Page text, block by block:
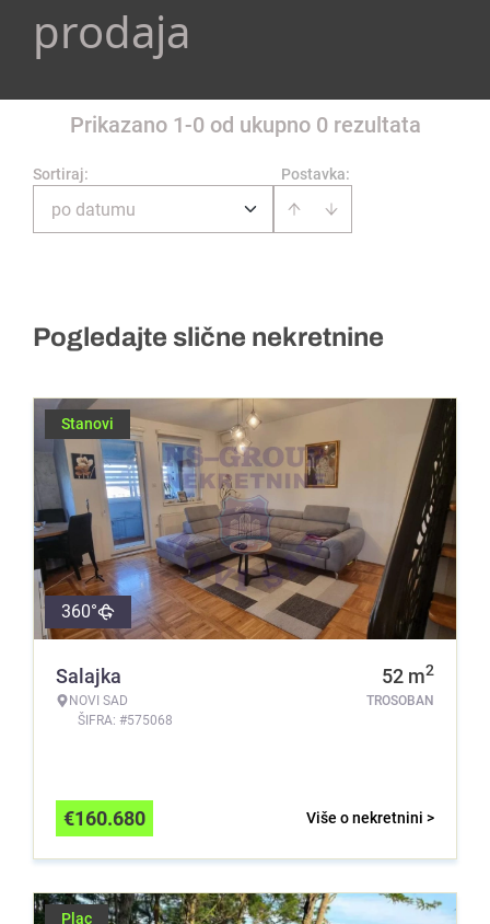
prodaja
Prikazano 1-0 od ukupno 0 rezultata
Postavka:
Sortiraj:
po datumu
Pogledajte slične nekretnine
Stanovi
360°
Salajka
NOVI SAD
ŠIFRA: #575068
52 m2
TROSOBAN
Više o nekretnini >
€160.680
Plac